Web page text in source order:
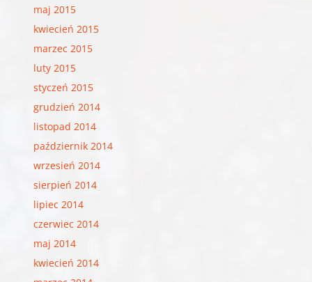
maj 2015
kwiecień 2015
marzec 2015
luty 2015
styczeń 2015
grudzień 2014
listopad 2014
październik 2014
wrzesień 2014
sierpień 2014
lipiec 2014
czerwiec 2014
maj 2014
kwiecień 2014